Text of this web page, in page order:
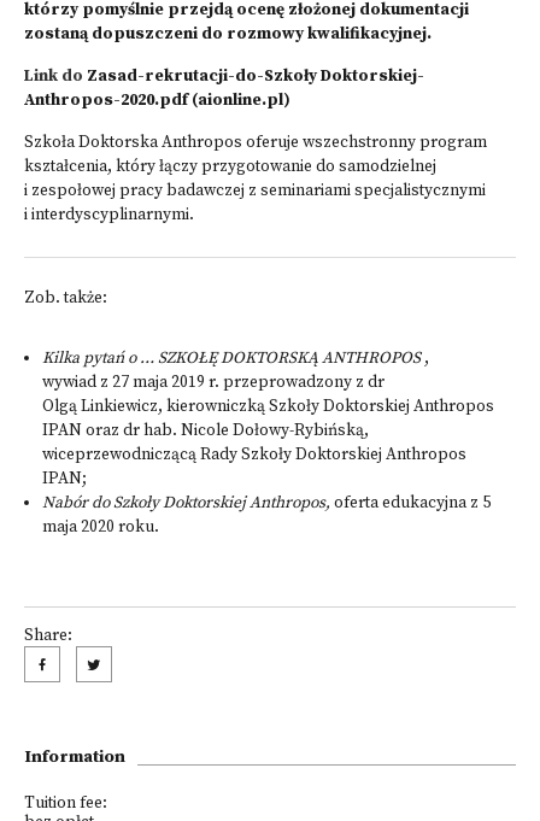
którzy pomyślnie przejdą ocenę złożonej dokumentacji
zostaną dopuszczeni do rozmowy kwalifikacyjnej.
Link do Zasad-rekrutacji-do-Szkoły Doktorskiej-
Anthropos-2020.pdf (aionline.pl)
Szkoła Doktorska Anthropos oferuje wszechstronny program
kształcenia, który łączy przygotowanie do samodzielnej
i zespołowej pracy badawczej z seminariami specjalistycznymi
i interdyscyplinarnymi.
Zob. także:
Kilka pytań o … SZKOŁĘ DOKTORSKĄ ANTHROPOS ,
wywiad z 27 maja 2019 r. przeprowadzony z dr
Olgą Linkiewicz, kierowniczką Szkoły Doktorskiej Anthropos
IPAN oraz dr hab. Nicole Dołowy-Rybińską,
wiceprzewodniczącą Rady Szkoły Doktorskiej Anthropos
IPAN;
Nabór do Szkoły Doktorskiej Anthropos, oferta edukacyjna z 5
maja 2020 roku.
Share:
Information
Tuition fee: